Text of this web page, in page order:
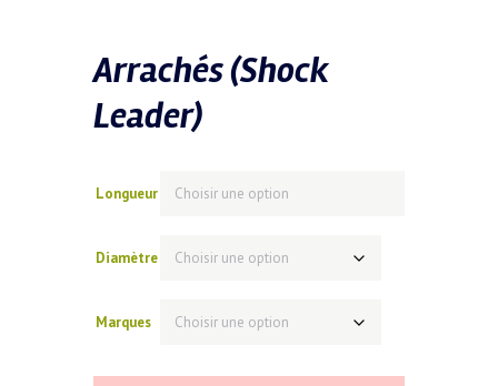
Arrachés (Shock
Leader)
Longueur
Diamètre
Marques